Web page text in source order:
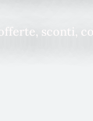
offerte, sconti,